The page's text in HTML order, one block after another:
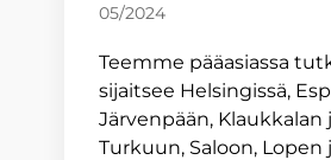
05/2024
Teemme pääasiassa
sijaitsee Helsingissä,
Järvenpään,
Turkuun, Saloon,